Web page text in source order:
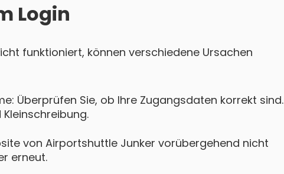
Login
funktioniert, können verschiedene Ursachen
Überprüfen Sie, ob Ihre Zugangsdaten korrekt sind.
von Airportshuttle Junker vorübergehend nicht
erneut.